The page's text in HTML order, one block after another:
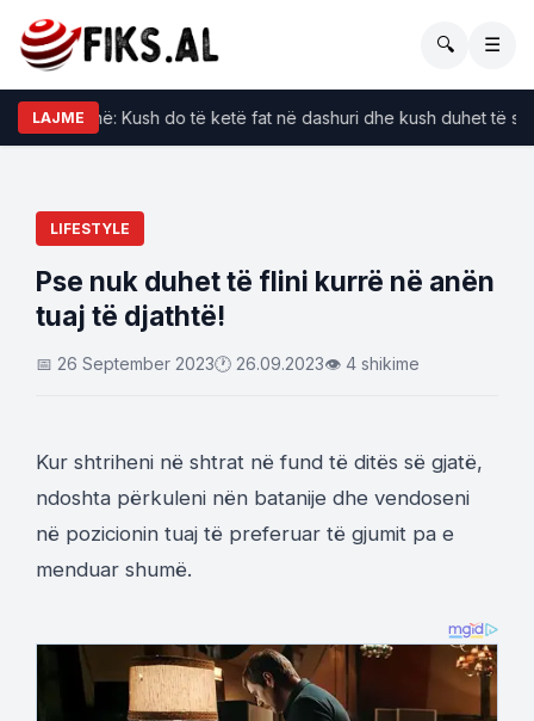
🔍 ☰
LAJME
udhëzojnë: Kush do të ketë fat në dashuri dhe kush duhet të
LIFESTYLE
Pse nuk duhet të flini kurrë në anën
tuaj të djathtë!
📅 26 September 2023🕐 26.09.2023👁 4 shikime
Kur shtriheni në shtrat në fund të ditës së gjatë,
ndoshta përkuleni nën batanije dhe vendoseni
në pozicionin tuaj të preferuar të gjumit pa e
menduar shumë.